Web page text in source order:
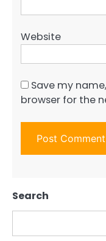
Website
Save my
browser for the
Search